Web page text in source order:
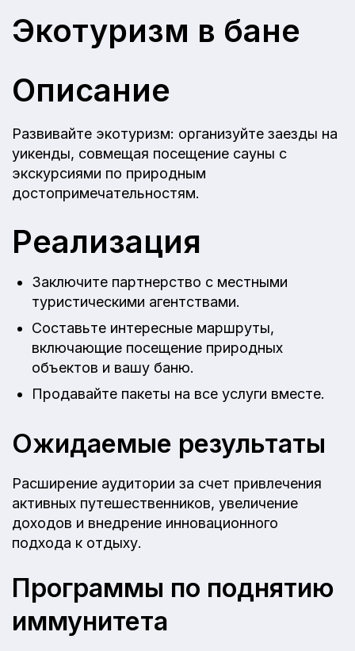
Экотуризм в бане
Описание
Развивайте экотуризм: организуйте заезды на
уикенды, совмещая посещение сауны с
экскурсиями по природным
достопримечательностям.
Реализация
Заключите партнерство с местными
туристическими агентствами.
Составьте интересные маршруты,
включающие посещение природных
объектов и вашу баню.
Продавайте пакеты на все услуги вместе.
Ожидаемые результаты
Расширение аудитории за счет привлечения
активных путешественников, увеличение
доходов и внедрение инновационного
подхода к отдыху.
Программы по поднятию
иммунитета